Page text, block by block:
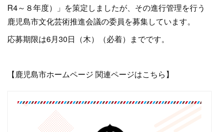
R4～８年度）」を策定しましたが、その進行管理を行う
鹿児島市文化芸術推進会議の委員を募集しています。
応募期限は6月30日（木）（必着）までです。
【鹿児島市ホームページ 関連ページはこちら】